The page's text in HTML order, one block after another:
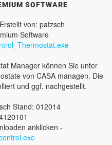
SOFTWARE
von: patzsch
Software
Manager können Sie unter
von CASA managen. Die
und ggf. nachgestellt.
Stand: 012014
anklicken -